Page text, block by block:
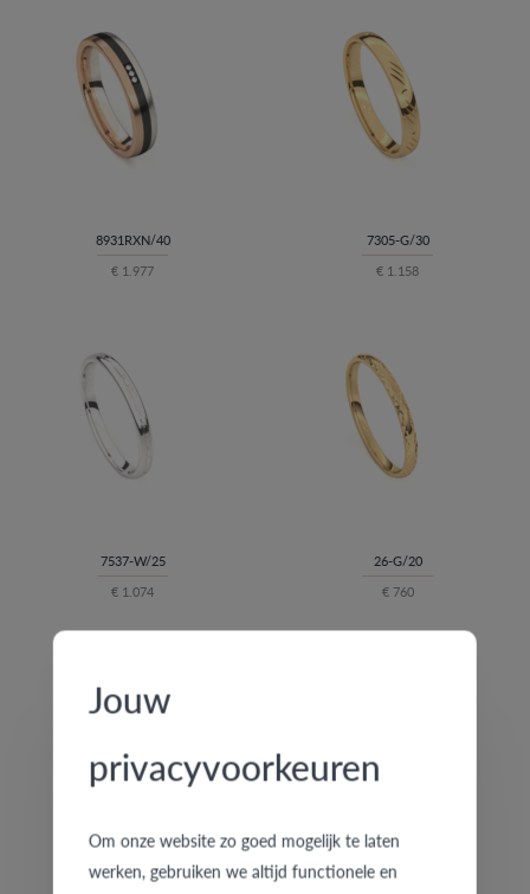
8931RXN/40
€ 1.977
7305-G/30
€ 1.158
7537-W/25
€ 1.074
26-G/20
€ 760
5739-G/40 7429-B/30
Jouw
privacyvoorkeuren
Om onze website zo goed mogelijk te laten
werken, gebruiken we altijd functionele en